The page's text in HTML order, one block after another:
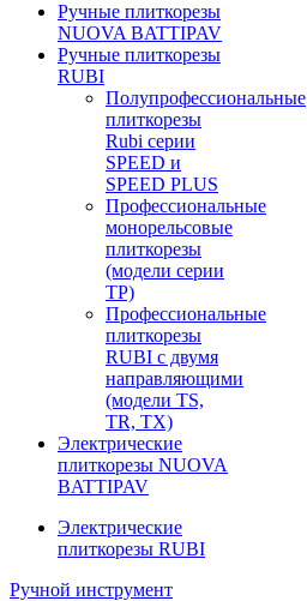
Ручные плиткорезы
NUOVA BATTIPAV
Ручные плиткорезы
RUBI
Полупрофессиональные
плиткорезы
Rubi серии
SPEED и
SPEED PLUS
Профессиональные
монорельсовые
плиткорезы
(модели серии
TP)
Профессиональные
плиткорезы
RUBI с двумя
направляющими
(модели TS,
TR, TX)
Электрические
плиткорезы NUOVA
BATTIPAV
Электрические
плиткорезы RUBI
Ручной инструмент